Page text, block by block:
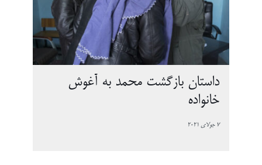
داستان بازگشت محمد به آغوش
خانواده
7 جولای 2021